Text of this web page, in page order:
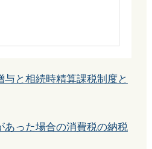
与と相続時精算課税制度と
あった場合の消費税の納税